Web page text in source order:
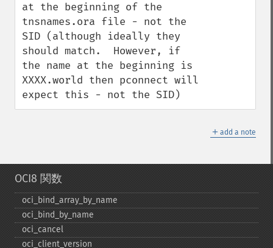
at the beginning of the
tnsnames.ora file - not the
SID (although ideally they
should match.  However, if
the name at the beginning is
XXXX.world then pconnect will
expect this - not the SID)
＋ add a note
OCI8 関数
oci_​bind_​array_​by_​name
oci_​bind_​by_​name
oci_​cancel
oci_​client_​version